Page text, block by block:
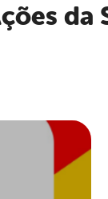
Ações